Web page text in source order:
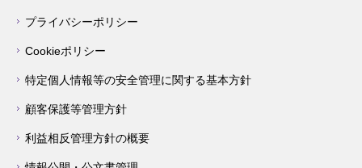
プライバシーポリシー
Cookieポリシー
特定個人情報等の安全管理に関する基本方針
顧客保護等管理方針
利益相反管理方針の概要